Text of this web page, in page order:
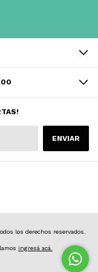
los derechos reservados.
ingresá acá.